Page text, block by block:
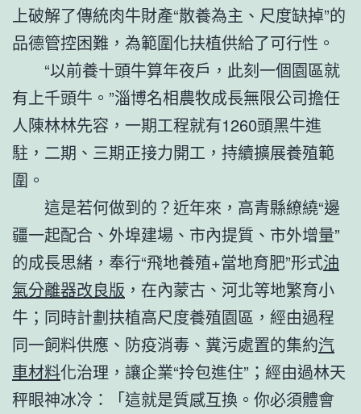
上破解了傳統肉牛財產“散養為主、尺度缺掉”的
品德管控困難，為範圍化扶植供給了可行性。
“以前養十頭牛算年夜戶，此刻一個園區就
有上千頭牛。”淄博名相農牧成長無限公司擔任
人陳林林先容，一期工程就有1260頭黑牛進
駐，二期、三期正接力開工，持續擴展養殖範
圍。
這是若何做到的？近年來，高青縣繚繞“邊
疆一起配合、外埠建場、市內提質、市外增量”
的成長思緒，奉行“飛地養殖+當地育肥”形式油
氣分離器改良版 ，在內蒙古、河北等地繁育小
牛；同時計劃扶植高尺度養殖園區，經由過程
同一飼料供應、防疫消毒、糞污處置的集約汽
車材料化治理，讓企業“拎包進住”；經由過林天
秤眼神冰冷：「這就是質感互換。你必須體會